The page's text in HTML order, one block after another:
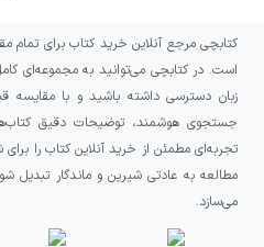
کتابچی مرجع آنلاین خرید کتاب برای تمام
است. در کتابچی می‌توانید به مجموعه‌ای
زبان دسترسی داشته باشید و با مقایسه
جستجوی هوشمند، توضیحات دقیق
تجربه‌ای مطمئن از خرید آنلاین کتاب را
مطالعه به عادتی شیرین و ماندگار تبدیل
می‌سازد.